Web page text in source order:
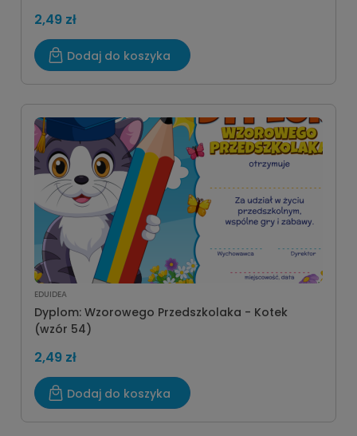
2,49 zł
Dodaj do koszyka
EDUIDEA
Dyplom: Wzorowego Przedszkolaka - Kotek
(wzór 54)
2,49 zł
Dodaj do koszyka